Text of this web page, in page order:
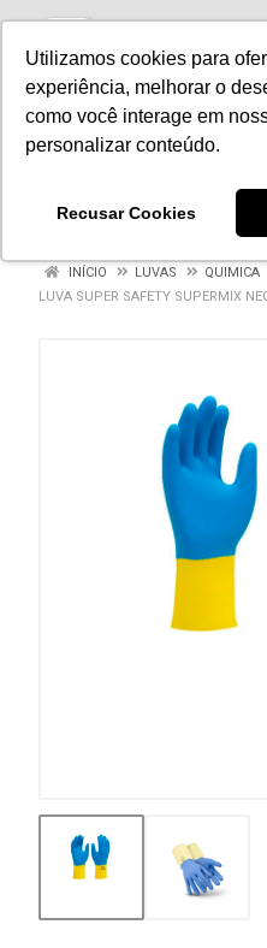
Utilizamos cookies para
experiência, melhorar o
como você interage em
personalizar conteúdo.
Recusar Cookies
INÍCIO LUVAS
QUIMICA
LUVA SUPER SAFETY SUPERMIX